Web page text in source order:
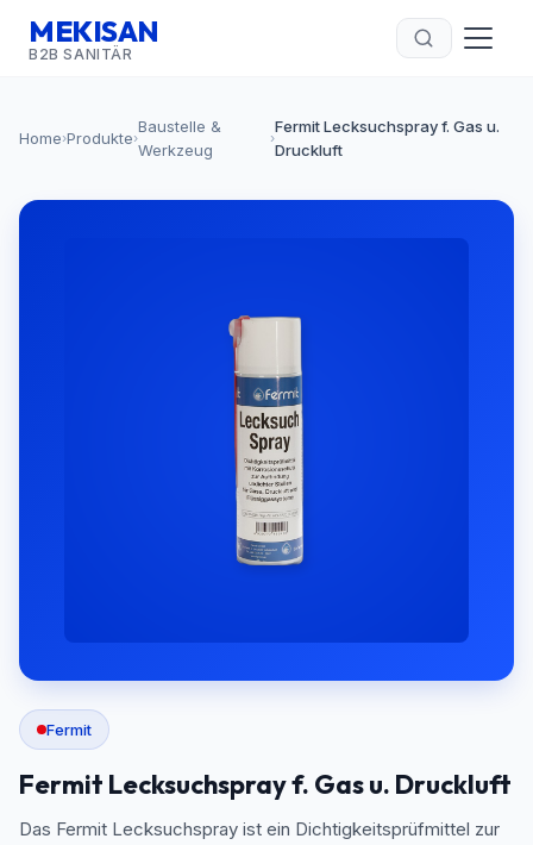
MEKISAN
B2B SANITÄR
Home›Produkte›
Baustelle &
Werkzeug
›
Fermit Lecksuchspray f. Gas u.
Druckluft
Fermit
Fermit Lecksuchspray f. Gas u. Druckluft
Das Fermit Lecksuchspray ist ein Dichtigkeitsprüfmittel zur